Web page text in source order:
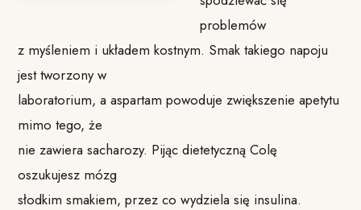
problemów
z myśleniem i układem kostnym. Smak takiego napoju
jest tworzony w
laboratorium, a aspartam powoduje zwiększenie apetytu
mimo tego, że
nie zawiera sacharozy. Pijąc dietetyczną Colę
oszukujesz mózg
słodkim smakiem, przez co wydziela się insulina.